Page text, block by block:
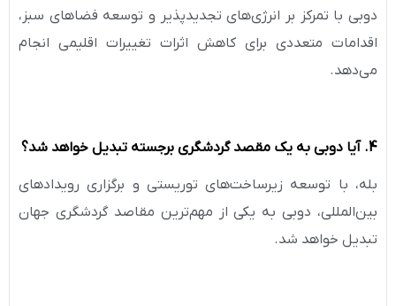
دوبی با تمرکز بر انرژی‌های تجدیدپذیر و توسعه فضاهای سبز،
اقدامات متعددی برای کاهش اثرات تغییرات اقلیمی انجام
می‌دهد.
4. آیا دوبی به یک مقصد گردشگری برجسته تبدیل خواهد شد؟
بله، با توسعه زیرساخت‌های توریستی و برگزاری رویدادهای
بین‌المللی، دوبی به یکی از مهم‌ترین مقاصد گردشگری جهان
تبدیل خواهد شد.